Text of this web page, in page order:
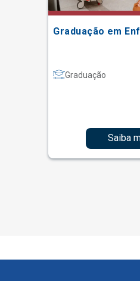
Graduação em
Graduação
Saiba